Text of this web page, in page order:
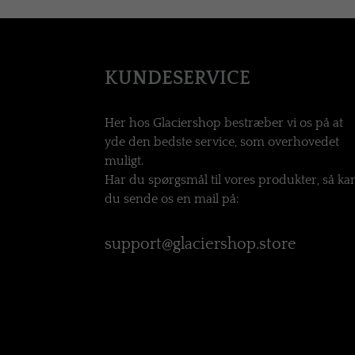
KUNDESERVICE
Her hos Glaciershop bestræber vi os på at
yde den bedste service, som overhovedet
muligt.
Har du spørgsmål til vores produkter, så
du sende os en mail på:
support@glaciershop.store